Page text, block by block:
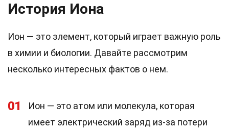
История Иона
Ион — это элемент, который играет важную роль
в химии и биологии. Давайте рассмотрим
несколько интересных фактов о нем.
01
Ион — это атом или молекула, которая
имеет электрический заряд из-за потери